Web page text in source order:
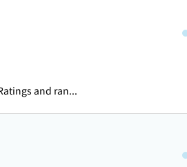
and ran...